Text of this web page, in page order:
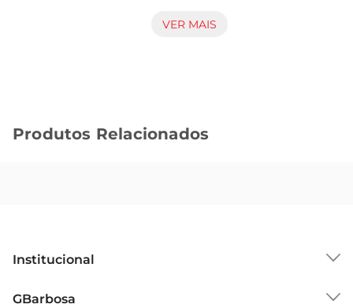
litros é perfeito para remover sujeiras, manchas e
Fácil Aplicação e Rendimento
áreas de lazer, este limpa pedras é uma escolha
eficiência na limpeza.
VER MAIS
Produtos Relacionados
Institucional
GBarbosa